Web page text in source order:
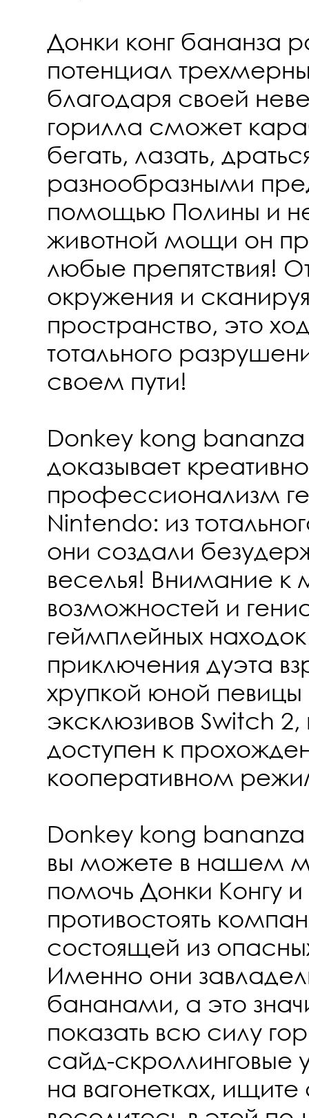
Донки конг бананза
потенциал
благодаря своей
горилла сможет
бегать, лазать,
разнообразными
помощью Полины и
животной мощи он
любые препятствия!
окружения и
пространство, это
тотального
своем пути!
Donkey kong
доказывает
профессионализм
Nintendo: из
они создали
веселья! Внимание
возможностей и
геймплейных
приключения дуэта
хрупкой юной певицы
эксклюзивов Switch
доступен к
кооперативном
Donkey kong bananza
вы можете в нашем
помочь Донки Конгу
противостоять
состоящей из
Именно они
бананами, а это
показать всю силу
сайд-скроллинговые
на вагонетках,